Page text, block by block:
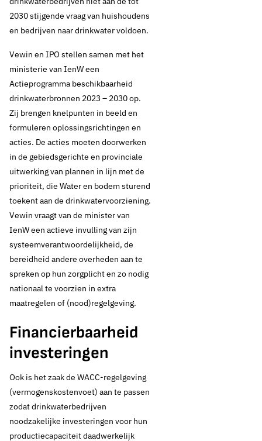
Lobby-agenda 2023-
2024: zekerstellen
drinkwatervoorziening
duldt geen uitstel!
19 september 2023 Nieuws
Geen thema
2030 stijgende vraag van huishoudens
en bedrijven naar drinkwater voldoen.
Vewin en IPO stellen samen met het
ministerie van IenW een
Actieprogramma beschikbaarheid
drinkwaterbronnen 2023 – 2030 op.
Zij brengen knelpunten in beeld en
formuleren oplossingsrichtingen en
acties. De acties moeten doorwerken
in de gebiedsgerichte en provinciale
uitwerking van plannen in lijn met de
prioriteit, die Water en bodem sturend
toekent aan de drinkwatervoorziening.
Vewin vraagt van de minister van
IenW een actieve invulling van zijn
systeemverantwoordelijkheid, de
bereidheid andere overheden aan te
spreken op hun zorgplicht en zo nodig
nationaal te voorzien in extra
maatregelen of (nood)regelgeving.
Financierbaarheid
investeringen
Ook is het zaak de WACC-regelgeving
(vermogenskostenvoet) aan te passen
zodat drinkwaterbedrijven
noodzakelijke investeringen voor hun
productiecapaciteit daadwerkelijk